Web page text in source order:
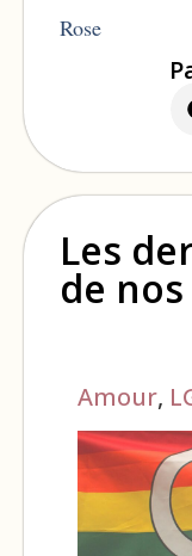
Rose
Les
de
Amour,